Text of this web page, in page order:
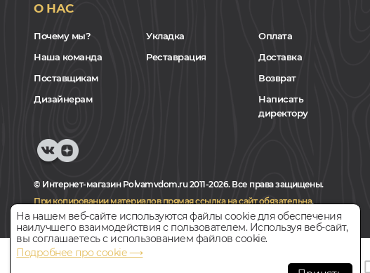
О НАС
Почему мы?
Наша команда
Поставщикам
Дизайнерам
Укладка
Реставрация
Оплата
Доставка
Возврат
Написать
директору
© Интернет-магазин Polvamvdom.ru 2011-2026. Все права защищены.
При копировании материалов прямая ссылка на сайт обязательна.
На нашем веб-сайте используются файлы cookie для обеспечения
наилучшего взаимодействия с пользователем. Используя веб-сайт,
вы соглашаетесь с использованием файлов cookie.
Подробнее про cookie ⟶